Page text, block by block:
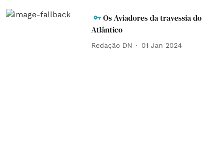
Os Aviadores da travessia do
Atlântico
Redação DN 01 Jan 2024